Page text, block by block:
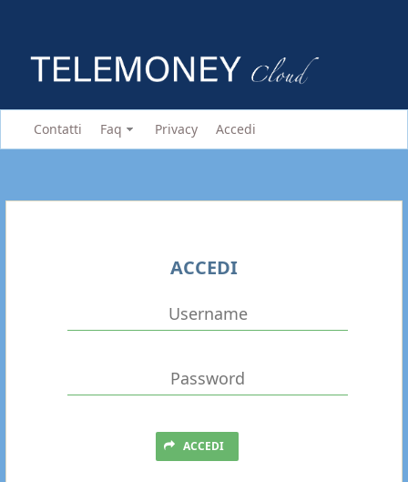
Contatti Faq Privacy Accedi
ACCEDI
ACCEDI